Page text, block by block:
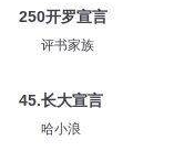
250开罗宣言
评书家族
45.长大宣言
哈小浪